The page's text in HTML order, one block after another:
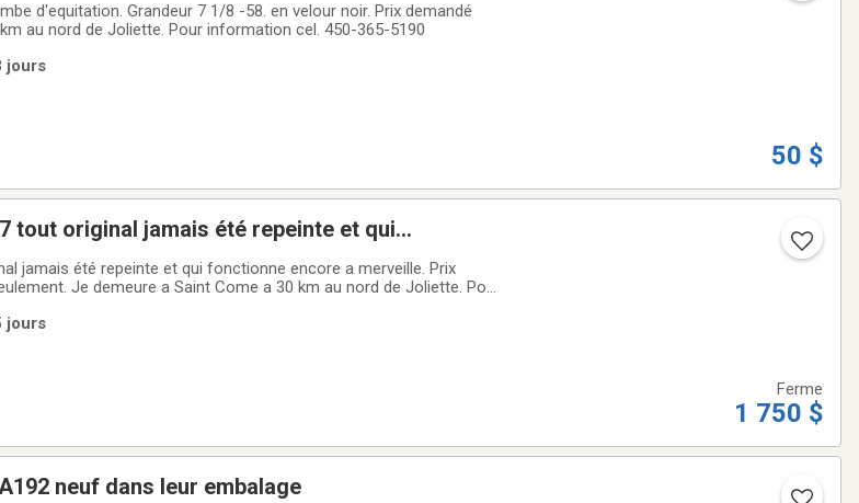
d'equitation. Grandeur 7 1/8 -58. en velour noir. Prix demandé
au nord de Joliette. Pour information cel. 450-365-5190
jours
50 $
tout original jamais été repeinte et qui
jamais été repeinte et qui fonctionne encore a merveille. Prix
jours
Ferme
1 750 $
neuf dans leur embalage